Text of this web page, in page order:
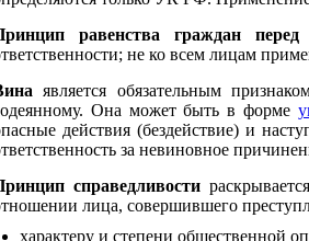
равенства граждан перед
не ко всем лицам
является обязательным
Она может быть в форме
действия (бездействие) и
за невиновное
справедливости
лица, совершившего
характеру и степени общественной